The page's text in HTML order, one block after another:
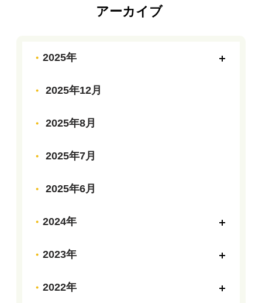
アーカイブ
2025年
2025年12月
2025年8月
2025年7月
2025年6月
2024年
2023年
2022年